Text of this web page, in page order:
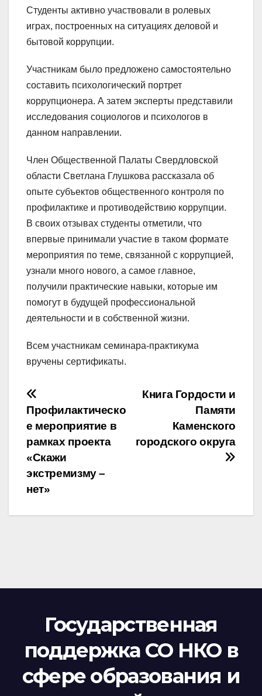
Студенты активно участвовали в ролевых
играх, построенных на ситуациях деловой и
бытовой коррупции.
Участникам было предложено самостоятельно
составить психологический портрет
коррупционера. А затем эксперты представили
исследования социологов и психологов в
данном направлении.
Член Общественной Палаты Свердловской
области Светлана Глушкова рассказала об
опыте субъектов общественного контроля по
профилактике и противодействию коррупции.
В своих отзывах студенты отметили, что
впервые принимали участие в таком формате
мероприятия по теме, связанной с коррупцией,
узнали много нового, а самое главное,
получили практические навыки, которые им
помогут в будущей профессиональной
деятельности и в собственной жизни.
Всем участникам семинара-практикума
вручены сертификаты.
Навигация
по
записям
Книга Гордости и
Памяти
Каменского
городского округа
Профилактическо
е мероприятие в
рамках проекта
«Скажи
экстремизму –
нет»
Государственная
поддержка СО НКО в
сфере образования и